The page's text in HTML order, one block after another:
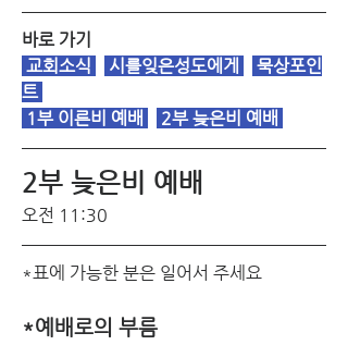
바로 가기
교회소식
시를잊은성도에게
묵상포인
트
1부 이른비 예배
2부 늦은비 예배
2부 늦은비 예배
오전 11:30
*표에 가능한 분은 일어서 주세요
*예배로의 부름